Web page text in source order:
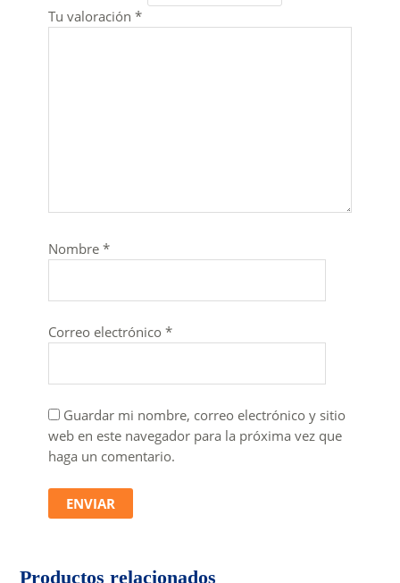
Tu valoración *
Nombre *
Correo electrónico *
Guardar mi nombre, correo electrónico y sitio
web en este navegador para la próxima vez que
haga un comentario.
Productos relacionados